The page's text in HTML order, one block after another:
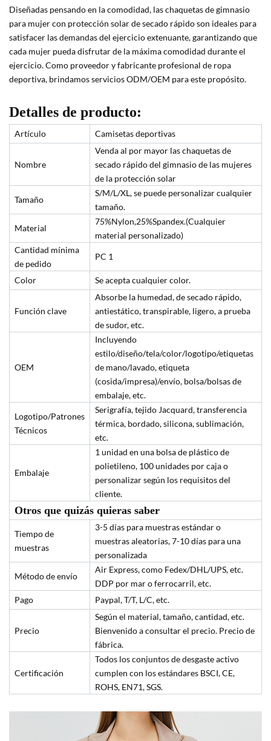
Diseñadas pensando en la comodidad, las chaquetas de gimnasio
para mujer con protección solar de secado rápido son ideales para
satisfacer las demandas del ejercicio extenuante, garantizando que
cada mujer pueda disfrutar de la máxima comodidad durante el
ejercicio. Como proveedor y fabricante profesional de ropa
deportiva, brindamos servicios ODM/OEM para este propósito.
Detalles de producto:
Artículo Camisetas deportivas
Nombre
Venda al por mayor las chaquetas de
secado rápido del gimnasio de las mujeres
de la protección solar
Tamaño
S/M/L/XL, se puede personalizar cualquier
tamaño.
Material
75%Nylon,25%Spandex.(Cualquier
material personalizado)
Cantidad mínima
de pedido
PC 1
Color Se acepta cualquier color.
Función clave
Absorbe la humedad, de secado rápido,
antiestático, transpirable, ligero, a prueba
de sudor, etc.
OEM
Incluyendo
estilo/diseño/tela/color/logotipo/etiquetas
de mano/lavado, etiqueta
(cosida/impresa)/envío, bolsa/bolsas de
embalaje, etc.
Logotipo/Patrones
Técnicos
Serigrafía, tejido Jacquard, transferencia
térmica, bordado, silicona, sublimación,
etc.
Embalaje
1 unidad en una bolsa de plástico de
polietileno, 100 unidades por caja o
personalizar según los requisitos del
cliente.
Otros que quizás quieras saber
Tiempo de
muestras
3-5 días para muestras estándar o
muestras aleatorias, 7-10 días para una
personalizada
Método de envío
Air Express, como Fedex/DHL/UPS, etc.
DDP por mar o ferrocarril, etc.
Pago
Paypal, T/T, L/C, etc.
Precio
Según el material, tamaño, cantidad, etc.
Bienvenido a consultar el precio. Precio de
fábrica.
Certificación
Todos los conjuntos de desgaste activo
cumplen con los estándares BSCI, CE,
ROHS, EN71, SGS.